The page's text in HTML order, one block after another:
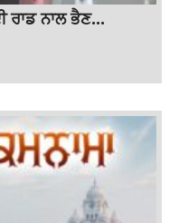
ਰਾਡ ਨਾਲ ਭੈਣ...